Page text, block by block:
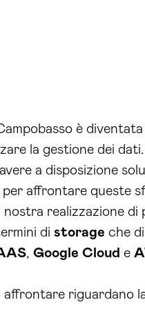
è
la gestione dei
a disposizione
affrontare queste
realizzazione
di storage che
, Google Cloud e
riguardano